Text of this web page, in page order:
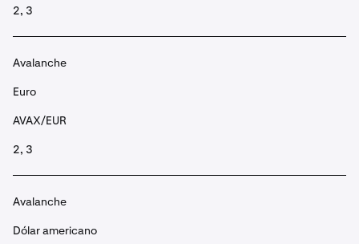
2, 3
Avalanche
Euro
AVAX/EUR
2, 3
Avalanche
Dólar americano